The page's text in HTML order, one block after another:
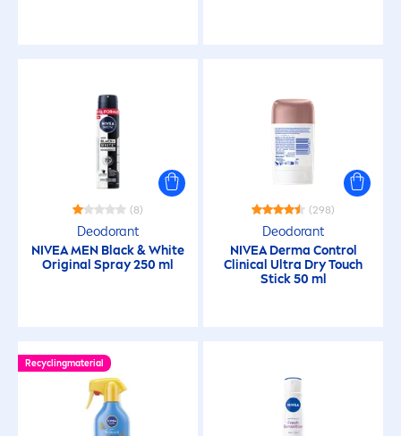
24h Pflege
2-in-1
48h Pflege
72h Pflege
aktiviert die Bräune
als Make-up-Grundlage geeignet
(8)
Deodorant
NIVEAMEN Black&White
Original Spray 250 ml
(298)
Deodorant
NIVEADerma Control
Clinical Ultra Dry Touch
Stick 50 ml
Recyclingmaterial